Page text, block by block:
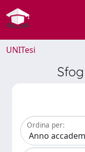
UNITesi
Ordina per: